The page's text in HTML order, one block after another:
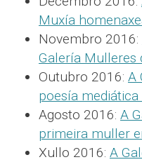
Muxía
Novembro 2016:
Galería Mulleres
Outubro 2016: A
poesía mediática
Agosto 2016: A
primeira muller
Xullo 2016: A